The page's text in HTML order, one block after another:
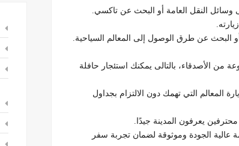
النقل العامة أو البحث عن تاكسي.
البحث عن طرق الوصول إلى المعالم السياحية.
من الأصدقاء، بالتالى يمكنك استئجار حافلة
التي تهمك دون الالتزام بجداول
محترفين يعرفون المدينة جيدًا.
عالية الجودة وموثوقة لضمان تجربة سفر